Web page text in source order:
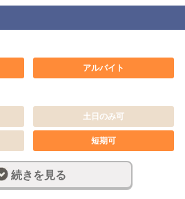
アルバイト
土日のみ可
短期可
完全週休2日制
残業なし
続きを見る